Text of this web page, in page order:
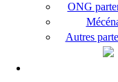
ONG
Autres